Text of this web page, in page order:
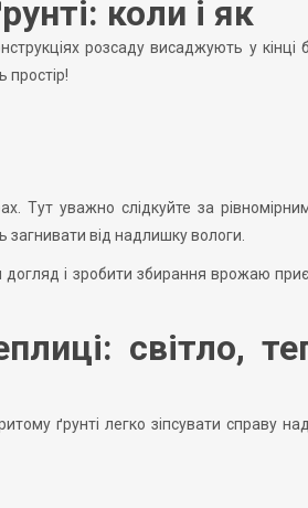
коли і як
розсаду висаджують у кінці
простір!
Тут уважно слідкуйте за
від надлишку вологи.
догляд і зробити збирання врожаю
світло,
ґрунті легко зіпсувати справу